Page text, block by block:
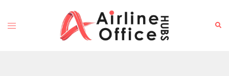
content
Toggle